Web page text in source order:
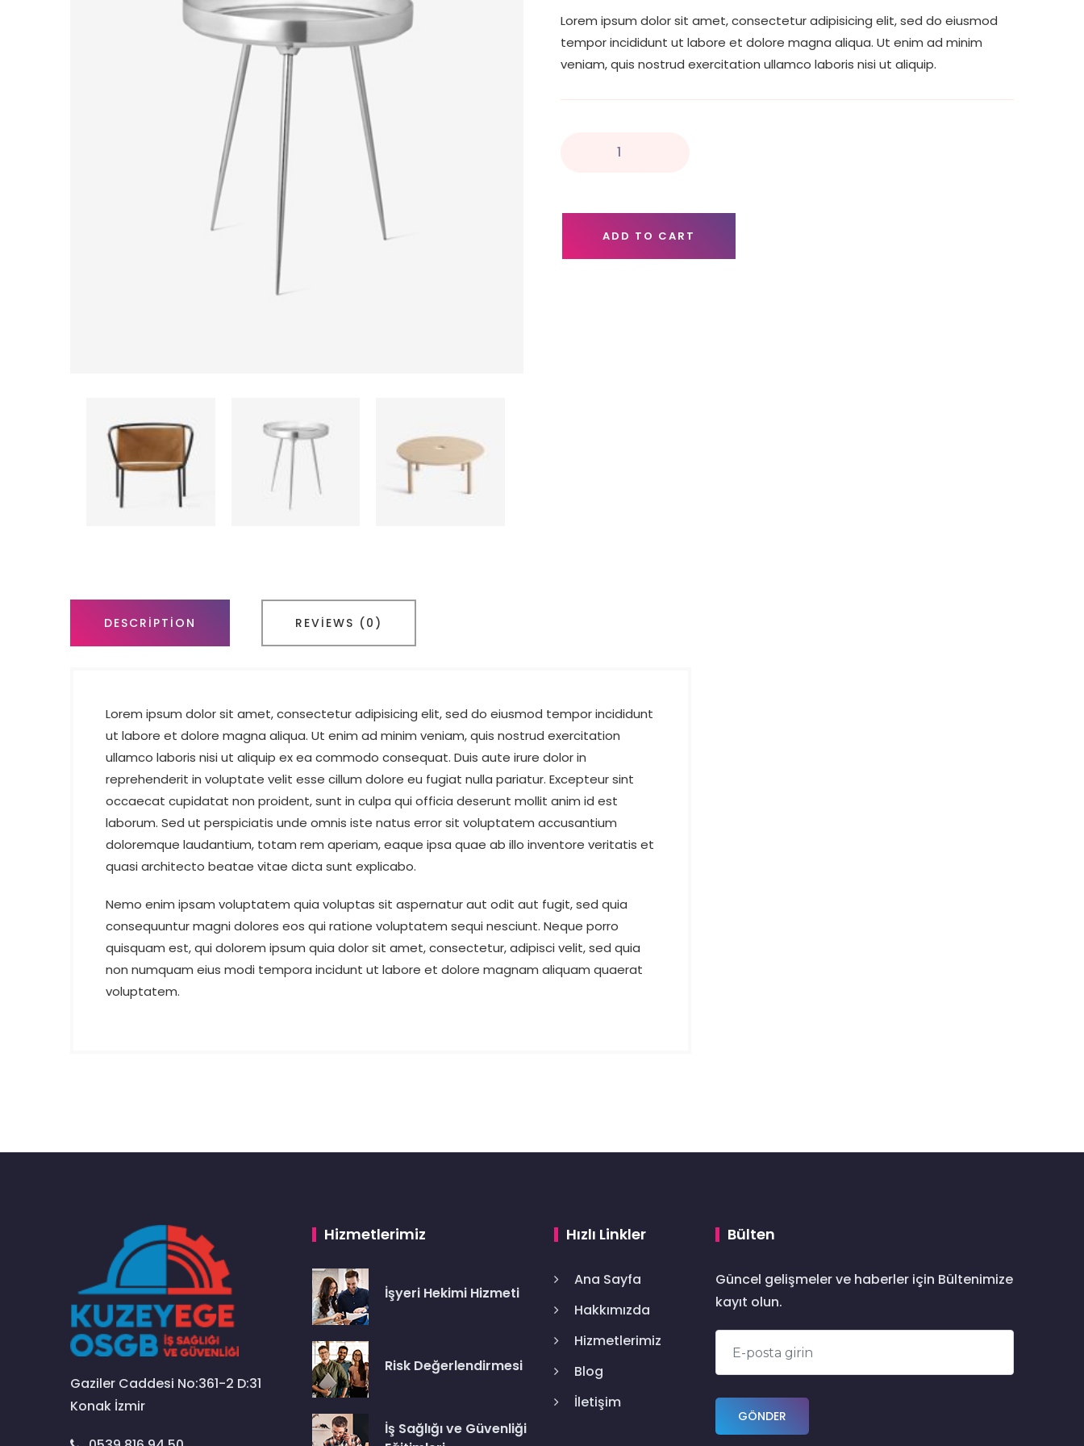
Lorem ipsum dolor sit amet, consectetur adipisicing elit, sed do eiusmod
tempor incididunt ut labore et dolore magna aliqua. Ut enim ad minim
veniam, quis nostrud exercitation ullamco laboris nisi ut aliquip.
ADD TO CART
DESCRIPTION REVIEWS (0)
Lorem ipsum dolor sit amet, consectetur adipisicing elit, sed do eiusmod tempor incididunt
ut labore et dolore magna aliqua. Ut enim ad minim veniam, quis nostrud exercitation
ullamco laboris nisi ut aliquip ex ea commodo consequat. Duis aute irure dolor in
reprehenderit in voluptate velit esse cillum dolore eu fugiat nulla pariatur. Excepteur sint
occaecat cupidatat non proident, sunt in culpa qui officia deserunt mollit anim id est
laborum. Sed ut perspiciatis unde omnis iste natus error sit voluptatem accusantium
doloremque laudantium, totam rem aperiam, eaque ipsa quae ab illo inventore veritatis et
quasi architecto beatae vitae dicta sunt explicabo.
Nemo enim ipsam voluptatem quia voluptas sit aspernatur aut odit aut fugit, sed quia
consequuntur magni dolores eos qui ratione voluptatem sequi nesciunt. Neque porro
quisquam est, qui dolorem ipsum quia dolor sit amet, consectetur, adipisci velit, sed quia
non numquam eius modi tempora incidunt ut labore et dolore magnam aliquam quaerat
voluptatem.
Gaziler Caddesi No:361-2 D:31
Konak İzmir
Hizmetlerimiz
İşyeri Hekimi Hizmeti
Risk Değerlendirmesi
İş Sağlığı ve Güvenliği
Hızlı Linkler
Ana Sayfa
Hakkımızda
Hizmetlerimiz
Blog
İletişim
Bülten
Güncel gelişmeler ve haberler için Bültenimize
kayıt olun.